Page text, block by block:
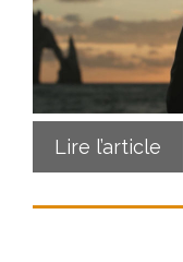
Lire l’article